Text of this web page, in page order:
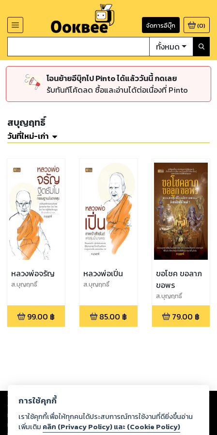
จัดการอีบุ๊ก (0)
ทั้งหมด
โอนย้ายอีบุ๊กไป Pinto ได้แล้ววันนี้ กดเลย
รับทันทีโค้ดลด ซื้อและอ่านได้ต่อเนื่องที่ Pinto
สบุญฤทธิ์
วันที่ใหม่-เก่า
หลวงพ่อจรัญ
ส.บุญฤทธิ์
99.00 ฿
หลวงพ่อเปิ่น
ส.บุญฤทธิ์
85.00 ฿
ขอโชค ขอลาภ
ขอพร
ส.บุญฤทธิ์
79.00 ฿
Copyright © 2026
ต่อผลงานหรือเนื้อหาใดที่อัปโหลดผ่านเว็บไซต์และปรากฏว่าละเมิดสิทธิใน
ทรัพย์สินทางปัญญาของบุคคลอื่นหรือขัดต่อกฎหมายและศีลธรรม ดังนั้น ผู้อ่าน
ทุกท่านโปรดใช้วิจารณญาณในการกลั่นกรองด้วยตนเอง และหากท่านพบว่าส่วน
การใช้คุกกี้
เราใช้คุกกี้เพื่อให้ทุกคนได้ประสบการณ์การใช้งานที่ดียิ่งขึ้นอ่าน
เพิ่มเติม คลิก (Privacy Policy) และ (Cookie Policy)